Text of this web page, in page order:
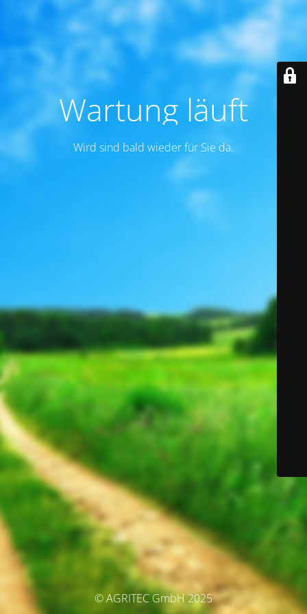
Wartung läuft
Wird sind bald wieder für Sie da.
© AGRITEC GmbH 2025